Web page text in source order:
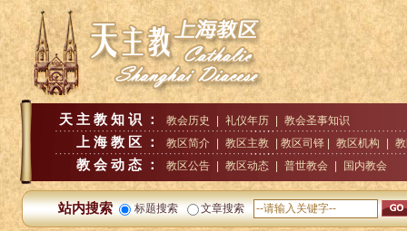
天主教知识： 教会历史 礼仪年历 教会圣事知识
上海教区： 教区简介 教区主教 | 教区司铎 | 教区机构
教会动态： 教区公告 教区动态 普世教会 国内教会
站内搜索 标题搜索 文章搜索